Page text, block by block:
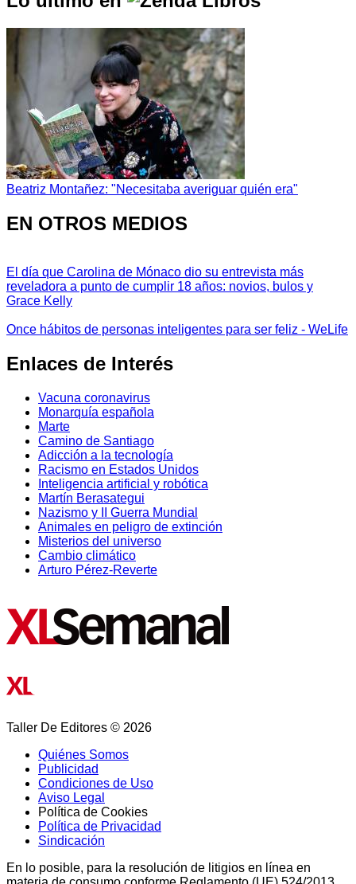
Beatriz Montañez: "Necesitaba averiguar quién era"
EN OTROS MEDIOS
El día que Carolina de Mónaco dio su entrevista más
reveladora a punto de cumplir 18 años: novios, bulos y
Grace Kelly
Once hábitos de personas inteligentes para ser feliz - WeLife
Enlaces de Interés
Vacuna coronavirus
Monarquía española
Marte
Camino de Santiago
Adicción a la tecnología
Racismo en Estados Unidos
Inteligencia artificial y robótica
Martín Berasategui
Nazismo y II Guerra Mundial
Animales en peligro de extinción
Misterios del universo
Cambio climático
Arturo Pérez-Reverte
Taller De Editores © 2026
Quiénes Somos
Publicidad
Condiciones de Uso
Aviso Legal
Política de Cookies
Política de Privacidad
Sindicación
En lo posible, para la resolución de litigios en línea en